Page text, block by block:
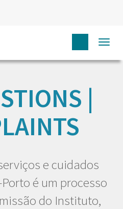
|
e cuidados
é um processo
do Instituto,